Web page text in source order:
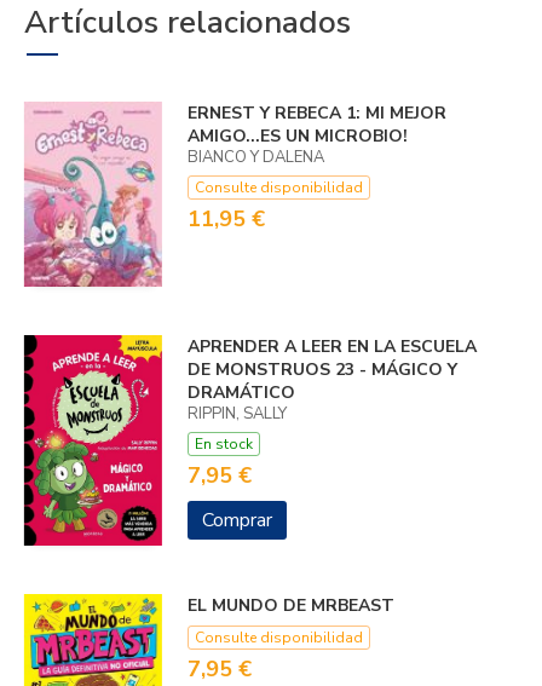
Artículos relacionados
ERNEST Y REBECA 1: MI MEJOR
AMIGO...­ES UN MICROBIO!
BIANCO Y DALENA
Consulte disponibilidad
11,95 €
APRENDER A LEER EN LA ESCUELA
DE MONSTRUOS 23 - MÁGICO Y
DRAMÁTICO
RIPPIN, SALLY
En stock
7,95 €
Comprar
EL MUNDO DE MRBEAST
Consulte disponibilidad
7,95 €